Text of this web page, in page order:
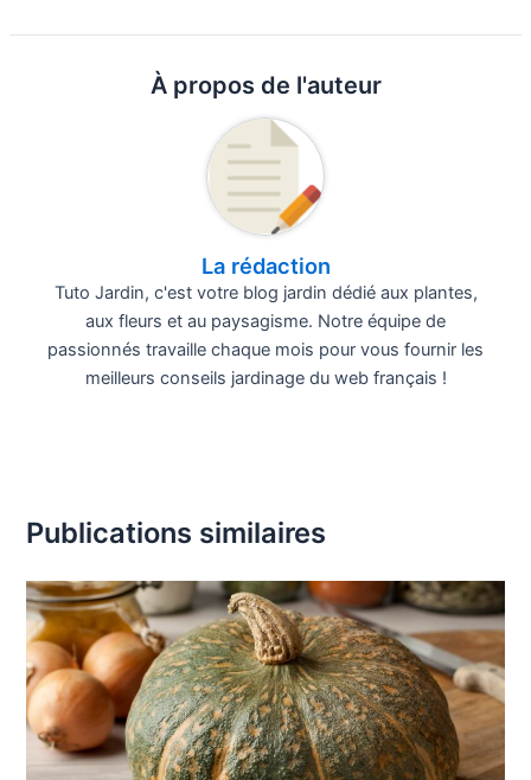
À propos de l'auteur
La rédaction
Tuto Jardin, c'est votre blog jardin dédié aux plantes,
aux fleurs et au paysagisme. Notre équipe de
passionnés travaille chaque mois pour vous fournir les
meilleurs conseils jardinage du web français !
Publications similaires